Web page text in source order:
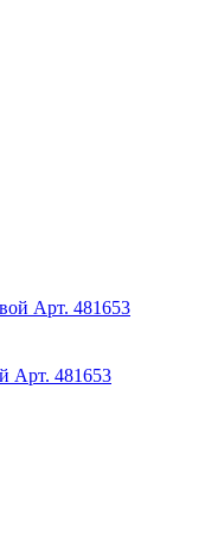
Арт. 481653